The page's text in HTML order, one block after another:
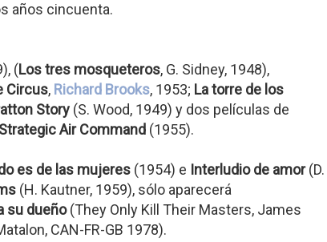
años cincuenta.
(Los tres mosqueteros, G. Sidney, 1948),
Circus, Richard Brooks, 1953; La torre de los
Story (S. Wood, 1949) y dos películas de
Strategic Air Command (1955).
es de las mujeres (1954) e Interludio de amor(D.
(H. Kautner, 1959), sólo aparecerá
su dueño(They Only Kill Their Masters, James
CAN-FR-GB 1978).